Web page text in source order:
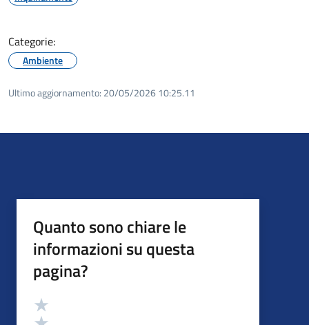
Categorie:
Ambiente
Ultimo aggiornamento: 20/05/2026 10:25.11
Quanto sono chiare le
informazioni su questa
pagina?
Valutazione